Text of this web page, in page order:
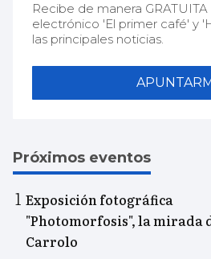
Recibe de manera
electrónico 'El primer café' y
las principales noticias.
Próximos eventos
Exposición fotográfica
"Photomorfosis", la mirada
Carrolo